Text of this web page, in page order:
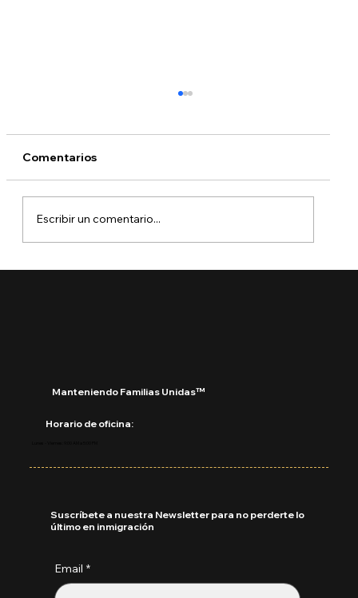
¿Qué está pasando con DACA?
Comentarios
Escribir un comentario...
Manteniendo Familias Unidas™
Horario de oficina:
Email *
Suscríbete a nuestra Newsletter para no perderte lo
último en inmigración